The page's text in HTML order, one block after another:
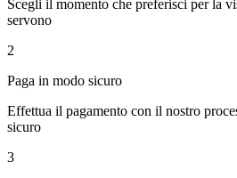
Scegli il momento che preferisci per la
servono
2
Paga in modo sicuro
Effettua il pagamento con il nostro
sicuro
3